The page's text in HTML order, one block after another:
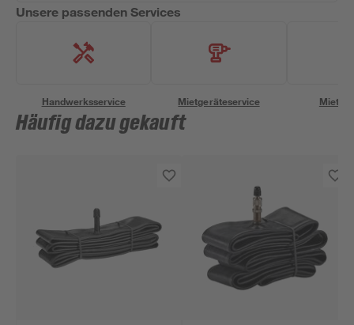
Unsere passenden Services
Handwerksservice Mietgeräteservice
Häufig dazu gekauft